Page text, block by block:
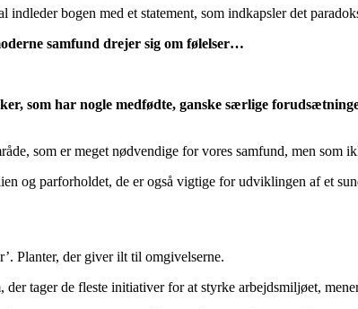
indleder bogen med et statement, som indkapsler det
samfund drejer sig om følelser…
som har nogle medfødte, ganske særlige
som er meget nødvendige for vores samfund, men som
og parforholdet, de er også vigtige for udviklingen af et
Planter, der giver ilt til omgivelserne.
tager de fleste initiativer for at styrke arbejdsmiljøet,